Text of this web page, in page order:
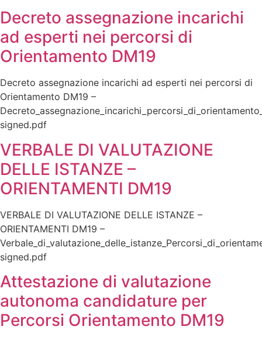
Decreto assegnazione incarichi
ad esperti nei percorsi di
Orientamento DM19
Decreto assegnazione incarichi ad esperti nei percorsi di
Orientamento DM19 –
signed.pdf
VERBALE DI VALUTAZIONE
DELLE ISTANZE –
ORIENTAMENTI DM19
VERBALE DI VALUTAZIONE DELLE ISTANZE –
ORIENTAMENTI DM19 –
signed.pdf
Attestazione di valutazione
autonoma candidature per
Percorsi Orientamento DM19